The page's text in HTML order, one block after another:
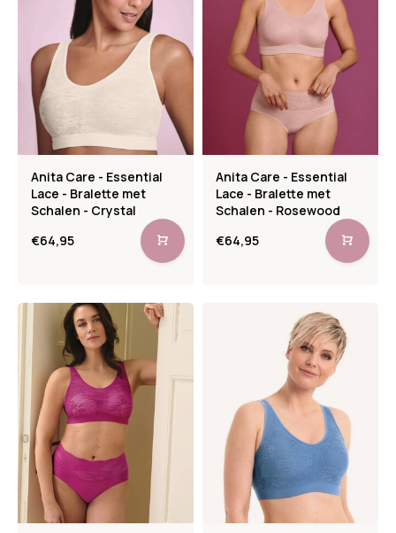
Anita Care - Essential
Lace - Bralette met
Schalen - Crystal
€64,95
Anita Care - Essential
Lace - Bralette met
Schalen - Rosewood
€64,95